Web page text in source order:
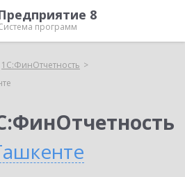
8
программ
1С:ФинОтчетность